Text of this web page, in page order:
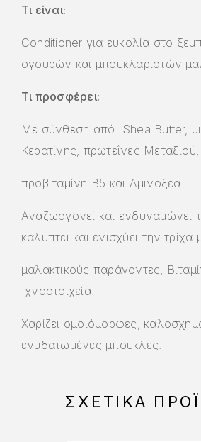
Τι είναι:
Conditioner για ευκολία στο
σγουρών και μπουκλαριστών
Τι προσφέρει:
Με σύνθεση από Shea Βutter,
Κερατίνης, πρωτεΐνες Μεταξιού,
προβιταμίνη Β5 και Αμινοξέα
Αναζωογονεί και ενδυναμώνει
καλύπτει και ενισχύει την τρίχα
μαλακτικούς παράγοντες,
Ιχνοστοιχεία.
Χαρίζει ομοιόμορφες,
ενυδατωμένες μπούκλες.
ΣΧΕΤΙΚΆ